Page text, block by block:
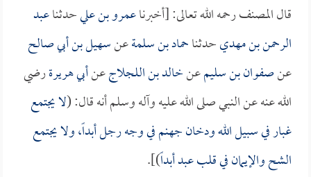
قال المصنف رحمه الله تعالى: [أخبرناعمرو بن عليحدثناعبد
الرحمن بن مهديحدثناحماد بن سلمةعنسهيل بن أبي صالح
عنصفوان بن سليمعنخالد بن اللجلاجعنأبي هريرةرضي
الله عنه عن النبي صلى الله عليه وآله وسلم أنه قال: (لا يجتمع
غبار في سبيل الله ودخان جهنم في وجه رجل أبداً، ولا يجتمع
الشح والإيمان في قلب عبد أبداً)].